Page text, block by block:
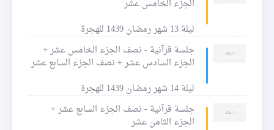
الجزء الخامس عشر
ليلة 13 شهر رمضان 1439 للهجرة
جلسة قرآنية - نصف الجزء الخامس عشر +
الجزء السادس عشر + نصف الجزء السابع عشر
ليلة 14 شهر رمضان 1439 للهجرة
جلسة قرآنية - نصف الجزء السابع عشر +
الجزء الثامن عشر